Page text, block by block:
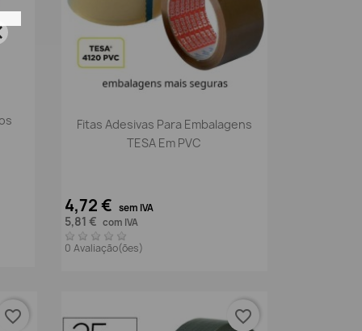
Vista rápida
Fitas Adesivas Para Embalagens
TESA Em PVC
4,72 € sem IVA
5,81 € com IVA
0 Avaliação(ões)
favorite_border favorite_border